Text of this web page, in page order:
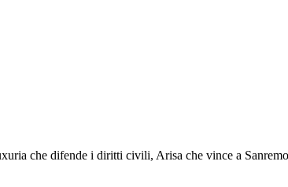
che difende i diritti civili, Arisa che vince a